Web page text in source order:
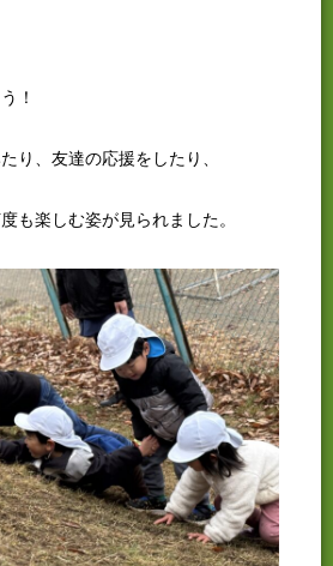
！
り、友達の応援をしたり、
も楽しむ姿が見られました。